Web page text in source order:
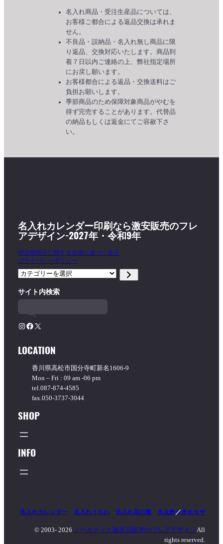
名入れ商品・受注生産品については、
お客様ご都合による返品交換は承れま
せん。
不良品・誤納品・名入れ無し商品に限
り返品、交換対応いたします。商品到
着７日以内ご連絡の上、弊社指定場所
にお戻し願います。
お客様都合による返品・交換送料はご
負担お願いします。
季節商品のため保障対象商品がやむを
得ず完売することがあります。代替品
の納品もしくは返金にてご容赦下さ
い。
名入れカレンダー印刷なら激安販売のフレ
アデザイン-2027年・令和9年
特定商取引に関する法律に基づく表示
プライバシーポリシー
カ
ゴ
リ
ー
を
サイト内検索
Instagram Facebook X
LOCATION
香川県高松市国分寺町新名1606-9
Mon – Fri : 09 am -06 pm
tel.087-874-4585
fax.050-3737-3044
SHOP
INFO
名入れカレンダー 名入れうちわ 名入れ花の種 名入れタオル
マッチ／ライター
© 2003- 2026 ノベルティと販促品販売のフレアデザインAll
rights reserved.